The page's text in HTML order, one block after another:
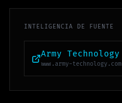
INTELIGENCIA DE FUENTE
Army Technology
www.army-technology.com